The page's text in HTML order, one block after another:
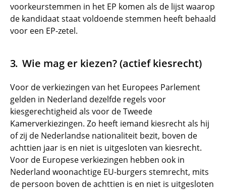
voorkeurstemmen in het EP komen als de lijst waarop
de kandidaat staat voldoende stemmen heeft behaald
voor een EP-zetel.
Wie mag er kiezen? (actief kiesrecht)
Voor de verkiezingen van het Europees Parlement
gelden in Nederland dezelfde regels voor
kiesgerechtigheid als voor de Tweede
Kamerverkiezingen. Zo heeft iemand kiesrecht als hij
of zij de Nederlandse nationaliteit bezit, boven de
achttien jaar is en niet is uitgesloten van kiesrecht.
Voor de Europese verkiezingen hebben ook in
Nederland woonachtige EU-burgers stemrecht, mits
de persoon boven de achttien is en niet is uitgesloten